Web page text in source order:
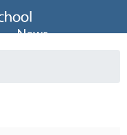
News